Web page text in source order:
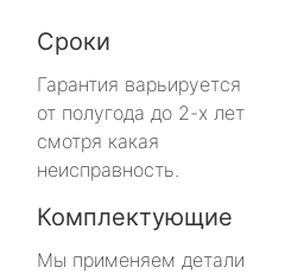
Сроки
Гарантия варьируется
от полугода до 2-х лет
смотря какая
неисправность.
Комплектующие
Мы применяем детали